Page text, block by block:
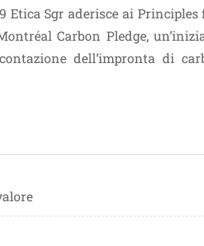
Sgr aderisce ai
Carbon Pledge,
dell’impronta di